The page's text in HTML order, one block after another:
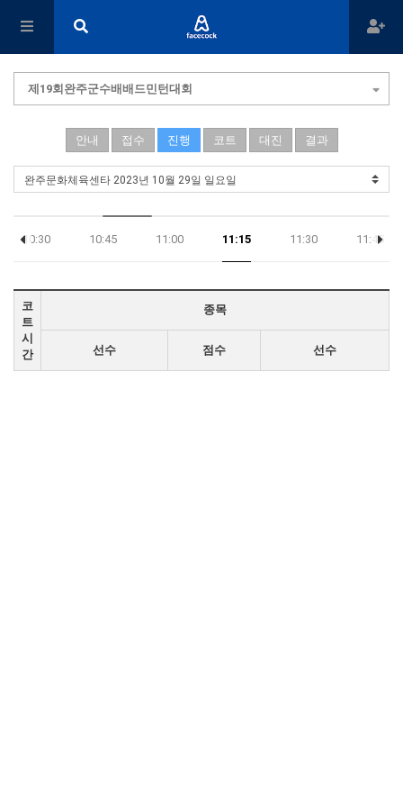
제19회완주군수배배드민턴대회
안내 접수 진행 코트 대진 결과
10:30 10:45 11:00 11:15 11:30 11:45
코
트
시
간
종목
선수 점수 선수